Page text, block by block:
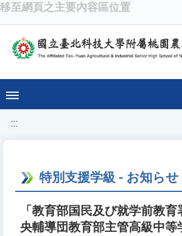
移至網頁之主要內容區位置
:::
特別支援学級 - お知らせ
「教育部国民及び就学前教
央輔導団教育部主管高級中等